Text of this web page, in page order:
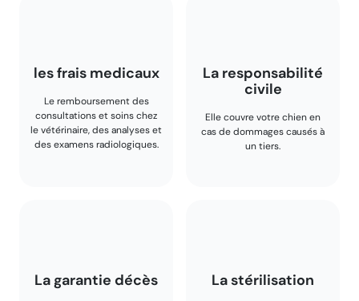
les frais medicaux
Le remboursement des
consultations et soins chez
le vétérinaire, des analyses et
des examens radiologiques.
La responsabilité
civile
Elle couvre votre chien en
cas de dommages causés à
un tiers.
La garantie décès La stérilisation